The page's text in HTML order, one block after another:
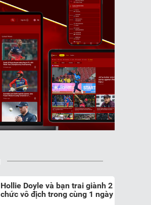
Hollie Doyle và bạn trai giành 2
chức vô địch trong cùng 1 ngày